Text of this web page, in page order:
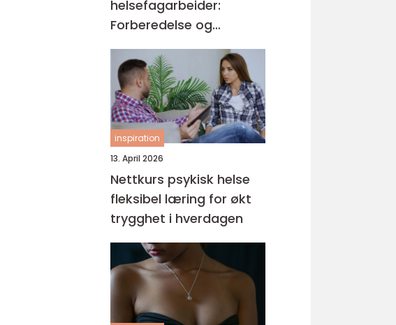
helsefagarbeider:
Forberedelse og
kompetansemål
inspiration
13. April 2026
Nettkurs psykisk helse
fleksibel læring for økt
trygghet i hverdagen